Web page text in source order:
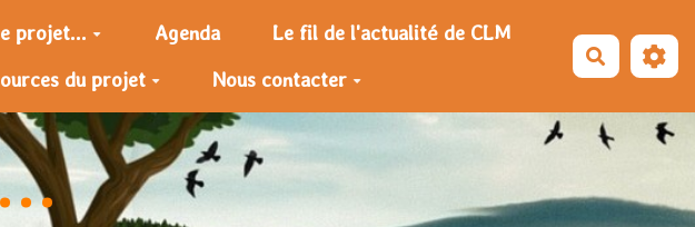
projet... Agenda
Le fil de l'actualité de CLM
du projet
Nous contacter